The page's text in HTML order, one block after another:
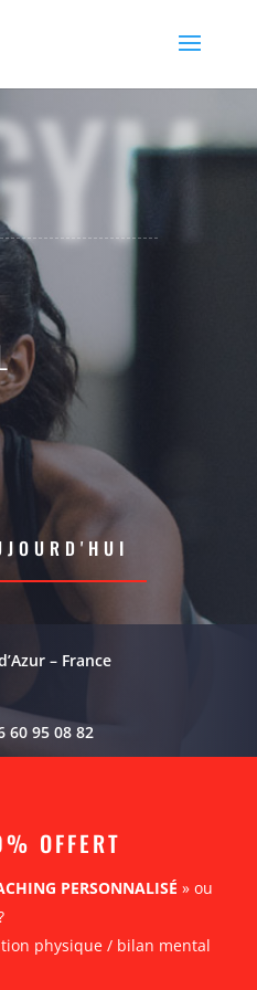
– France
60 95 08 82
OFFERT
PERSONNALISÉ » ou
physique / bilan mental